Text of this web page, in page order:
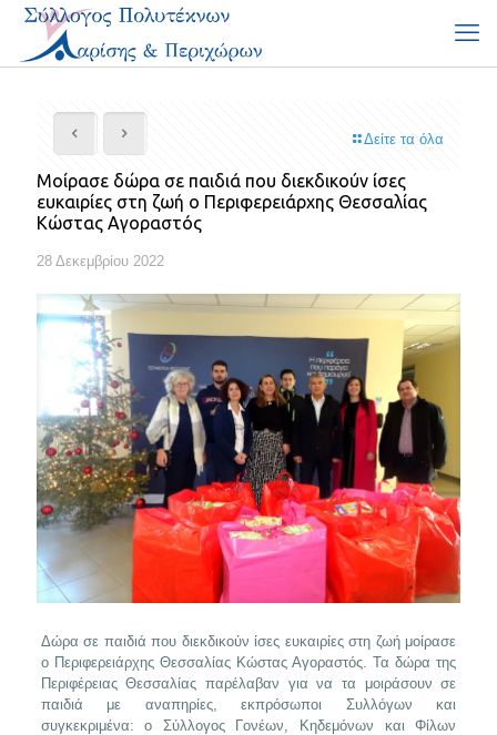
Δείτε τα όλα
Μοίρασε δώρα σε παιδιά που διεκδικούν ίσες
ευκαιρίες στη ζωή ο Περιφερειάρχης Θεσσαλίας
Κώστας Αγοραστός
28 Δεκεμβρίου 2022
Δώρα σε παιδιά που διεκδικούν ίσες ευκαιρίες στη ζωή μοίρασε
ο Περιφερειάρχης Θεσσαλίας Κώστας Αγοραστός. Τα δώρα της
Περιφέρειας Θεσσαλίας παρέλαβαν για να τα μοιράσουν σε
παιδιά με αναπηρίες, εκπρόσωποι Συλλόγων και
συγκεκριμένα: ο Σύλλογος Γονέων, Κηδεμόνων και Φίλων